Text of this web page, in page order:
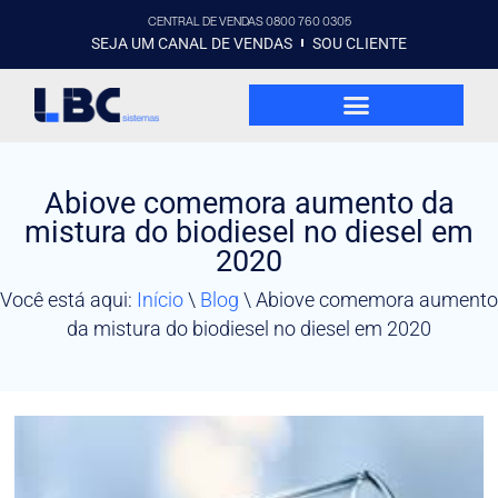
CENTRAL DE VENDAS 0800 760 0305
SEJA UM CANAL DE VENDAS SOU CLIENTE
Abiove comemora aumento da
mistura do biodiesel no diesel em
2020
Você está aqui: Início\ Blog \ Abiove comemora aumento
da mistura do biodiesel no diesel em 2020